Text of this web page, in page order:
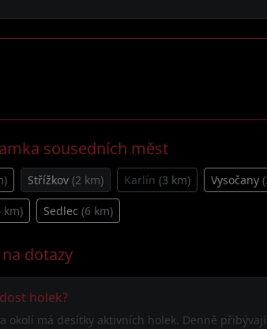
sousedních měst
Střížkov (2 km) Karlín (3 km) Vysočany
km) Sedlec (6 km)
dotazy
holek?
okolí má desítky aktivních holek. Denně